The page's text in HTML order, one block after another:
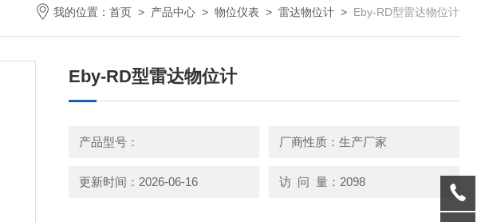
我的位置： 首页 > 产品中心 > 物位仪表 > 雷达物位计 > Eby-RD型雷达物位计
Eby-RD型雷达物位计
产品型号： 厂商性质：生产厂家
更新时间：2026-06-16 访 问 量：2098